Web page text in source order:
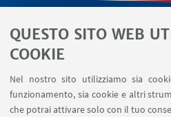
QUESTO SITO WEB
COOKIE
Nel nostro sito utilizziamo sia
funzionamento, sia cookie e altri
che potrai attivare solo con il tuo
LINK
Area
Area